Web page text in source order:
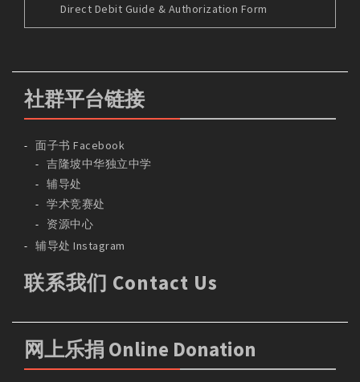
Direct Debit Guide & Authorization Form
社群平台链接
面子书 Facebook
吉隆坡中华独立中学
辅导处
学术竞赛处
资源中心
辅导处 Instagram
联系我们 Contact Us
网上乐捐 Online Donation